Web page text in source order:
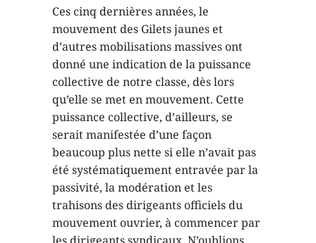
Ces cinq dernières années, le
mouvement des Gilets jaunes et
d’autres mobilisations massives ont
donné une indication de la puissance
collective de notre classe, dès lors
qu’elle se met en mouvement. Cette
puissance collective, d’ailleurs, se
serait manifestée d’une façon
beaucoup plus nette si elle n’avait pas
été systématiquement entravée par la
passivité, la modération et les
trahisons des dirigeants officiels du
mouvement ouvrier, à commencer par